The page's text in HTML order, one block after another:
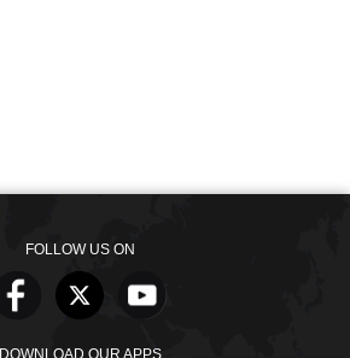
FOLLOW US ON